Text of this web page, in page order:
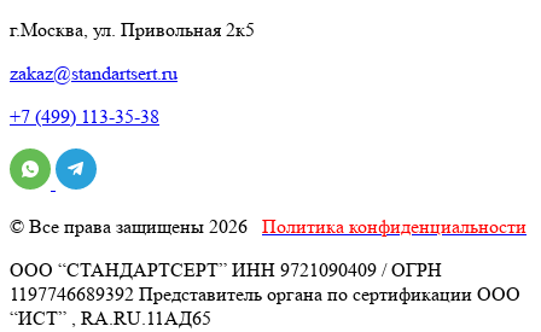
г.Москва, ул. Привольная 2к5
zakaz@standartsert.ru
+7 (499) 113-35-38
© Все права защищены 2026 Политика конфиденциальности
ООО “СТАНДАРТСЕРТ” ИНН 9721090409 / ОГРН
1197746689392 Представитель органа по сертификации ООО
“ИСТ” , RA.RU.11АД65